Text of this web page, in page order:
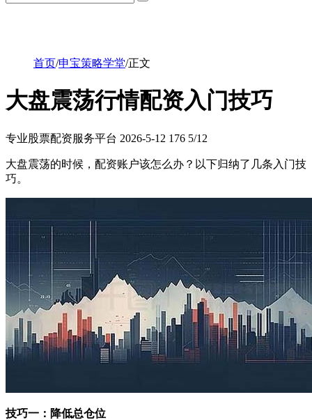
首页/申宝策略学堂/正文
大盘震荡行情配资入门技巧
专业股票配资服务平台 2026-5-12 176 5/12
大盘震荡的时候，配资账户该怎么办？以下归纳了几条入门技
巧。
技巧一：降低总仓位